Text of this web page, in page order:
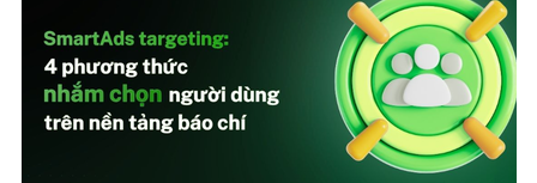
Sức khỏe
Đời sống
Nhà đẹp